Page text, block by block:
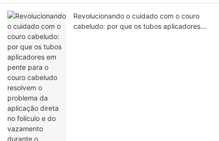
Revolucionando o cuidado com o couro
cabeludo: por que os tubos aplicadores